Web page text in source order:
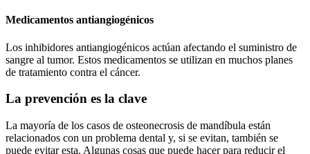
Medicamentos antiangiogénicos
Los inhibidores antiangiogénicos actúan afectando el suministro de
sangre al tumor. Estos medicamentos se utilizan en muchos planes
de tratamiento contra el cáncer.
La prevención es la clave
La mayoría de los casos de osteonecrosis de mandíbula están
relacionados con un problema dental y, si se evitan, también se
puede evitar esta. Algunas cosas que puede hacer para reducir el